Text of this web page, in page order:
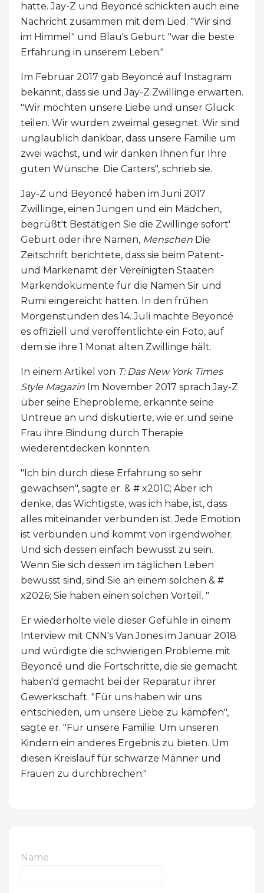
hatte. Jay-Z und Beyoncé schickten auch eine
Nachricht zusammen mit dem Lied: "Wir sind
im Himmel" und Blau's Geburt "war die beste
Erfahrung in unserem Leben."
Im Februar 2017 gab Beyoncé auf Instagram
bekannt, dass sie und Jay-Z Zwillinge erwarten.
"Wir möchten unsere Liebe und unser Glück
teilen. Wir wurden zweimal gesegnet. Wir sind
unglaublich dankbar, dass unsere Familie um
zwei wächst, und wir danken Ihnen für Ihre
guten Wünsche. Die Carters", schrieb sie.
Jay-Z und Beyoncé haben im Juni 2017
Zwillinge, einen Jungen und ein Mädchen,
begrüßt't Bestätigen Sie die Zwillinge sofort'
Geburt oder ihre Namen, Menschen Die
Zeitschrift berichtete, dass sie beim Patent-
und Markenamt der Vereinigten Staaten
Markendokumente für die Namen Sir und
Rumi eingereicht hatten. In den frühen
Morgenstunden des 14. Juli machte Beyoncé
es offiziell und veröffentlichte ein Foto, auf
dem sie ihre 1 Monat alten Zwillinge hält.
In einem Artikel von T: Das New York Times
Style Magazin Im November 2017 sprach Jay-Z
über seine Eheprobleme, erkannte seine
Untreue an und diskutierte, wie er und seine
Frau ihre Bindung durch Therapie
wiederentdecken konnten.
"Ich bin durch diese Erfahrung so sehr
gewachsen", sagte er. & # x201C; Aber ich
denke, das Wichtigste, was ich habe, ist, dass
alles miteinander verbunden ist. Jede Emotion
ist verbunden und kommt von irgendwoher.
Und sich dessen einfach bewusst zu sein.
Wenn Sie sich dessen im täglichen Leben
bewusst sind, sind Sie an einem solchen & #
x2026; Sie haben einen solchen Vorteil. "
Er wiederholte viele dieser Gefühle in einem
Interview mit CNN's Van Jones im Januar 2018
und würdigte die schwierigen Probleme mit
Beyoncé und die Fortschritte, die sie gemacht
haben'd gemacht bei der Reparatur ihrer
Gewerkschaft. "Für uns haben wir uns
entschieden, um unsere Liebe zu kämpfen",
sagte er. "Für unsere Familie. Um unseren
Kindern ein anderes Ergebnis zu bieten. Um
diesen Kreislauf für schwarze Männer und
Frauen zu durchbrechen."
Name